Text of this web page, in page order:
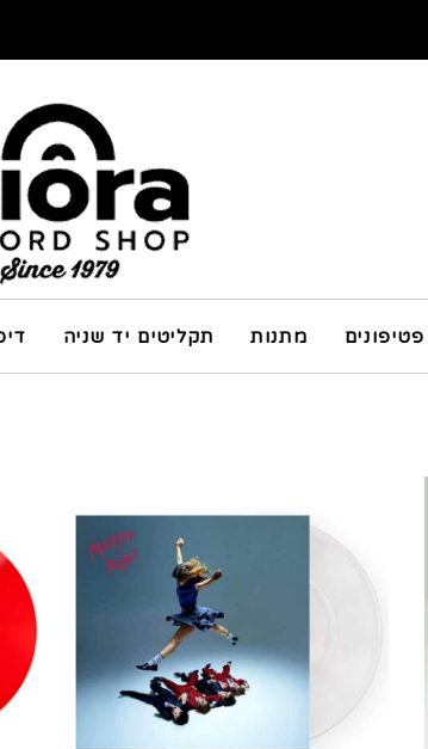
פטיפונים מתנות תקליטים יד שניה